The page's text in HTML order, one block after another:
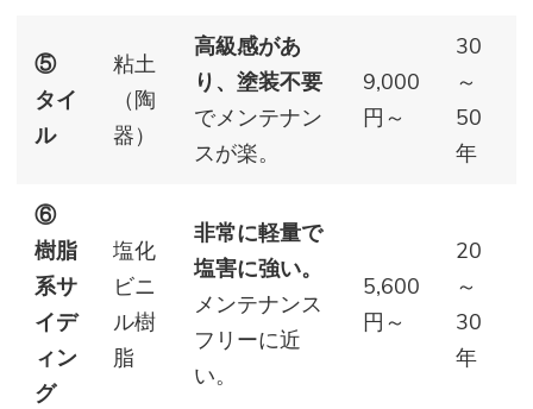
⑤
タイ
ル
粘土
（陶
器）
高級感があ
り、塗装不要
でメンテナン
スが楽。
9,000
円～
30
～
50
年
⑥
樹脂
系サ
イデ
ィン
グ
塩化
ビニ
ル樹
脂
非常に軽量で
塩害に強い。
メンテナンス
フリーに近
い。
5,600
円～
20
～
30
年